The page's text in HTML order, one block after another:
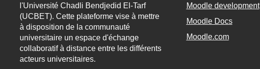
l'Université Chadli Bendjedid El-Tarf
(UCBET). Cette plateforme vise à mettre
à disposition de la communauté
universitaire un espace d'échange
collaboratif à distance entre les différents
acteurs universitaires.
Moodle development
Moodle Docs
Moodle.com